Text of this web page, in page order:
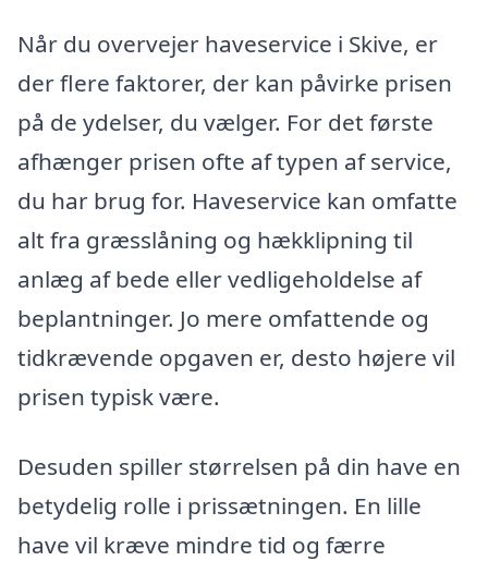
Når du overvejer haveservice i Skive, er
der flere faktorer, der kan påvirke prisen
på de ydelser, du vælger. For det første
afhænger prisen ofte af typen af service,
du har brug for. Haveservice kan omfatte
alt fra græsslåning og hækklipning til
anlæg af bede eller vedligeholdelse af
beplantninger. Jo mere omfattende og
tidkrævende opgaven er, desto højere vil
prisen typisk være.
Desuden spiller størrelsen på din have en
betydelig rolle i prissætningen. En lille
have vil kræve mindre tid og færre